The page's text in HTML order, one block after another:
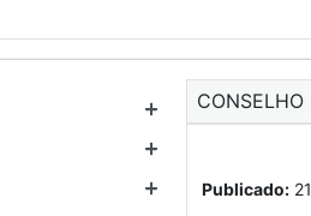
Publicado: